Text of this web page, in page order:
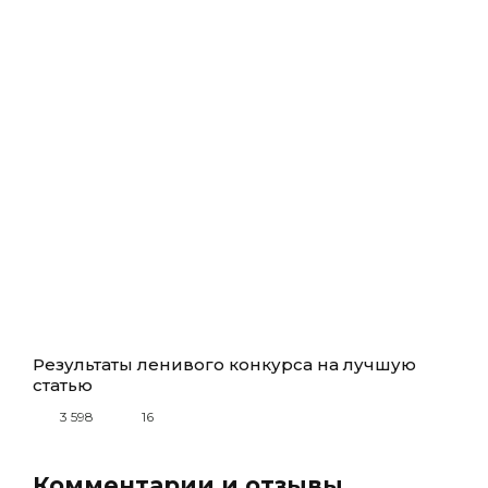
Результаты ленивого конкурса на лучшую
статью
3 598 16